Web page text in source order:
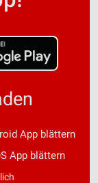
App blättern
App blättern